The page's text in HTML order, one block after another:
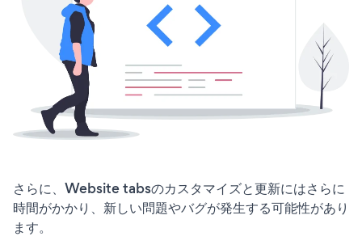
さらに、Website tabsのカスタマイズと更新にはさらに
時間がかかり、新しい問題やバグが発生する可能性があり
ます。